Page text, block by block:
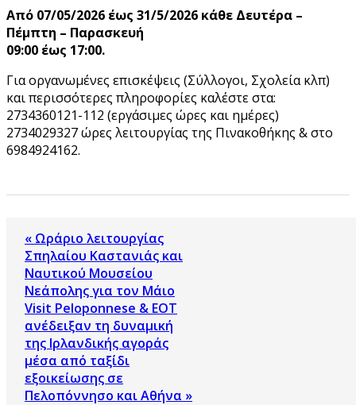
Από 07/05/2026 έως 31/5/2026 κάθε Δευτέρα –
Πέμπτη – Παρασκευή
09:00 έως 17:00.
Για οργανωμένες επισκέψεις (Σύλλογοι, Σχολεία κλπ)
και περισσότερες πληροφορίες καλέστε στα:
2734360121-112 (εργάσιμες ώρες και ημέρες)
2734029327 ώρες λειτουργίας της Πινακοθήκης & στο
6984924162.
« Ωράριο λειτουργίας
Σπηλαίου Καστανιάς και
Ναυτικού Μουσείου
Νεάπολης για τον Μάιο
Visit Peloponnese & ΕΟΤ
ανέδειξαν τη δυναμική
της Iρλανδικής αγοράς
μέσα από ταξίδι
εξοικείωσης σε
Πελοπόννησο και Αθήνα »